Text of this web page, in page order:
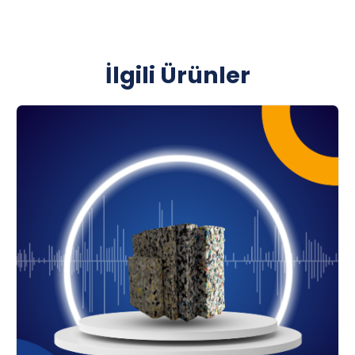
Alçıpan Bölme Duvar İç Ses Yalıtımı
Alçıpan bölme duvar içinde bariyerli bondex
kullanımı, duvar içi ses izolasyon süngeri olarak
konuşma transferini azaltır ve mahremiyeti artırır.
Ortak Duvar Gürültü Kesici Katman Yapısı
Ortak duvar gürültü kesici yapıda katman sürekliliği
önemlidir. Ek ve birleşim noktaları doğru
çözüldüğünde sistem verimi yükselir.
Hafif Çelik Duvar İç Akustik Dolgu
Hafif çelik bölmelerde bondex dolgu, taşıyıcı
sistemi zorlamadan ses geçişini azaltıcı katkı
sunar. Uygulama kolaylığı yüksektir.
İlgili Ürünler